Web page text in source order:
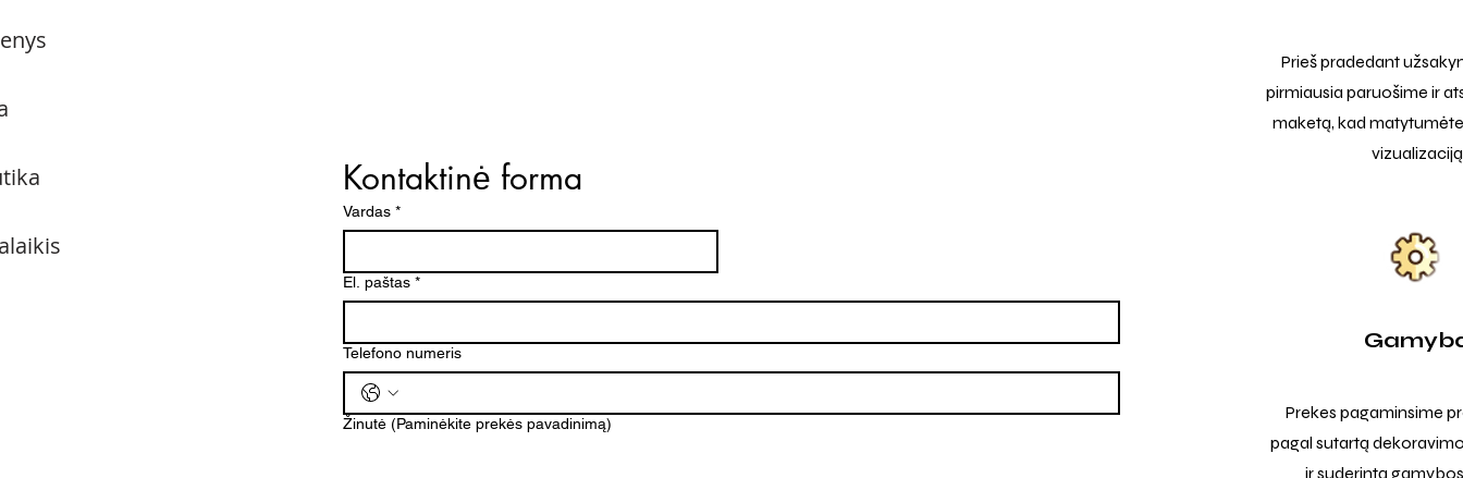
Kontaktinė forma
Vardas *
El. paštas *
Telefono numeris
Žinutė (Paminėkite prekės pavadinimą)
Prieš pradedant
pirmiausia paruošime ir
maketą, kad
vizualizaciją
Prekes pagaminsime
pagal sutartą
ir suderintą